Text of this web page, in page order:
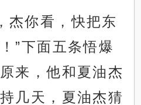
杰你看，快把东
”下面五条悟爆
来，他和夏油杰
几天，夏油杰猜